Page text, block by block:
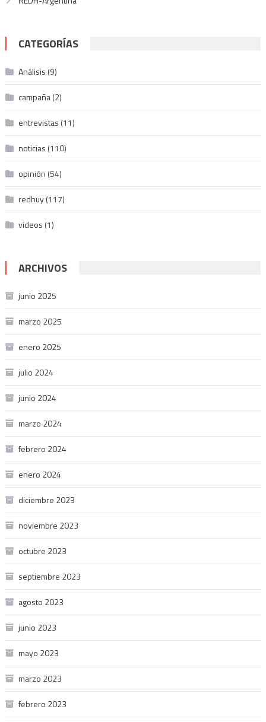
CATEGORÍAS
Análisis (9)
campaña(2)
entrevistas (11)
noticias (110)
opinión (54)
redhuy(117)
videos (1)
ARCHIVOS
junio 2025
marzo 2025
enero 2025
julio 2024
junio 2024
marzo 2024
febrero 2024
enero 2024
diciembre 2023
noviembre 2023
octubre 2023
septiembre 2023
agosto 2023
junio 2023
mayo 2023
marzo 2023
febrero 2023